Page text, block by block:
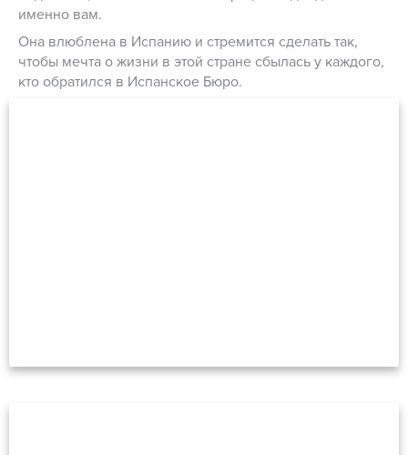
именно вам.
Она влюблена в Испанию и стремится сделать так,
чтобы мечта о жизни в этой стране сбылась у каждого,
кто обратился в Испанское Бюро.